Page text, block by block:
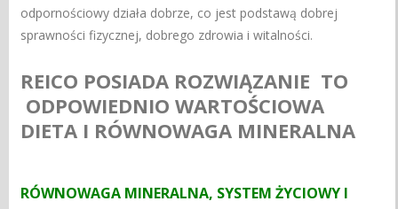
odpornościowy działa dobrze, co jest podstawą dobrej
sprawności fizycznej, dobrego zdrowia i witalności.
REICO POSIADA ROZWIĄZANIE TO
ODPOWIEDNIO WARTOŚCIOWA
DIETA I RÓWNOWAGA MINERALNA
RÓWNOWAGA MINERALNA, SYSTEM ŻYCIOWY I